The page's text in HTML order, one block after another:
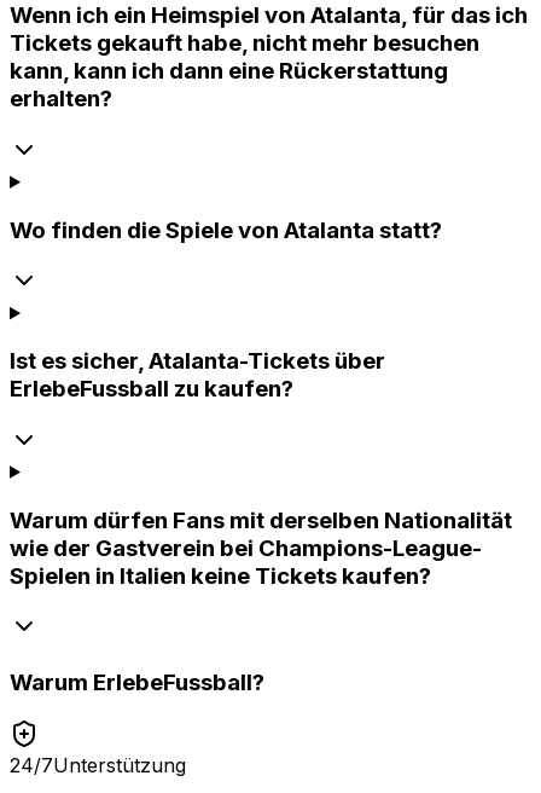
Wenn ich ein Heimspiel von Atalanta, für das ich
Tickets gekauft habe, nicht mehr besuchen
kann, kann ich dann eine Rückerstattung
erhalten?
Wo finden die Spiele von Atalanta statt?
Ist es sicher, Atalanta-Tickets über
ErlebeFussball zu kaufen?
Warum dürfen Fans mit derselben Nationalität
wie der Gastverein bei Champions-League-
Spielen in Italien keine Tickets kaufen?
Warum ErlebeFussball?
24/7Unterstützung